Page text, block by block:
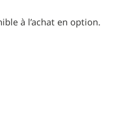
à l’achat en option.